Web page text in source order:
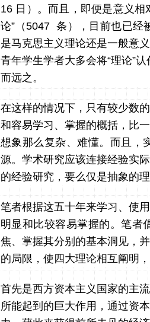
16 日）。而且，即便是意义相
论”（5047 条），目前也已经
是马克思主义理论还是一般意
青年学生学者大多会将“理论”
而远之。
在这样的情况下，只有较少数
和容易学习、掌握的概括，比
想象那么复杂、难懂。而且，
源。学术研究应该连接经验实
的经验研究，要么仅是抽象的
笔者根据这五十年来学习、使
明显和比较容易掌握的。笔者
焦、掌握其分别的基本洞见，
的局限，使四大理论相互阐明
首先是西方资本主义国家的主
所能起到的巨大作用，通过资